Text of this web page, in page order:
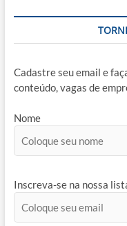
Cadastre seu email e
conteúdo, vagas de
Nome
Inscreva-se na nossa